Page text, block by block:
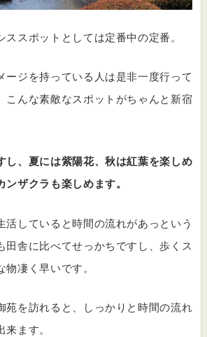
ススポットとしては定番中の定番。
ージを持っている人は是非一度行って
こんな素敵なスポットがちゃんと新宿
し、夏には紫陽花、秋は紅葉を楽しめ
ザクラも楽しめます。
活していると時間の流れがあっという
田舎に比べてせっかちですし、歩くス
物凄く早いです。
苑を訪れると、しっかりと時間の流れ
ます。